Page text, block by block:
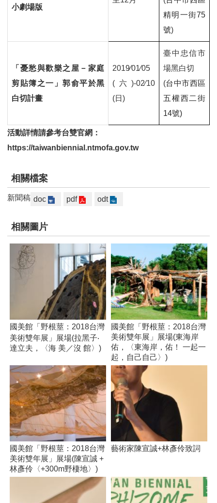
小劇場版
精明一街75
號)
「憂愁與歡樂之屋－家庭
剪貼簿之一」郭俞平於黑
白切計畫
2019∕01∕05
( 六 )-02∕10
(日 )
臺中忠信市
場黑白切
(台中市西區
五權西二街
14號)
活動詳情請參考台雙官網：
https://taiwanbiennial.ntmofa.gov.tw
相關檔案
新聞稿 doc pdf odt
相關圖片
國美館「野根莖：2018台灣
美術雙年展」展場(拉黑子‧
達立夫，〈海 美／沒 館〉)
國美館「野根莖：2018台灣
美術雙年展」展場(東海岸
佑，〈東海岸，佑！ 一起一
起，自己自己〉)
國美館「野根莖：2018台灣
美術雙年展」展場(陳宣誠 +
林彥伶〈+300m野棲地〉)
藝術家陳宣誠+林彥伶致詞